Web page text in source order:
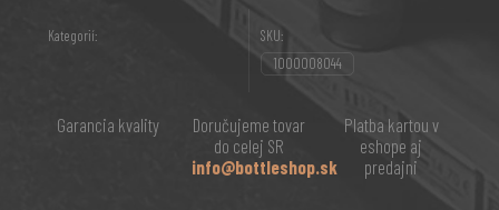
Kategorií:
SKU:
1000008044
Garancia kvality
Doručujeme tovar
do celej SR
info@bottleshop.sk
Platba kartou v
eshope aj
predajni